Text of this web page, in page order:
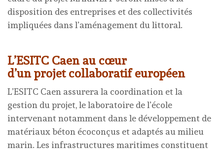
disposition des entreprises et des collectivités
impliquées dans l’aménagement du littoral.
L’ESITC Caen au cœur
d’un projet collaboratif européen
L’ESITC Caen assurera la coordination et la
gestion du projet, le laboratoire de l’école
intervenant notamment dans le développement de
matériaux béton écoconçus et adaptés au milieu
marin. Les infrastructures maritimes constituent